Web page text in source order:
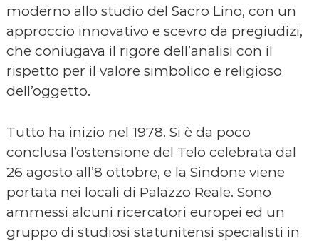
moderno allo studio del Sacro Lino, con un
approccio innovativo e scevro da pregiudizi,
che coniugava il rigore dell’analisi con il
rispetto per il valore simbolico e religioso
dell’oggetto.
Tutto ha inizio nel 1978. Si è da poco
conclusa l’ostensione del Telo celebrata dal
26 agosto all’8 ottobre, e la Sindone viene
portata nei locali di Palazzo Reale. Sono
ammessi alcuni ricercatori europei ed un
gruppo di studiosi statunitensi specialisti in